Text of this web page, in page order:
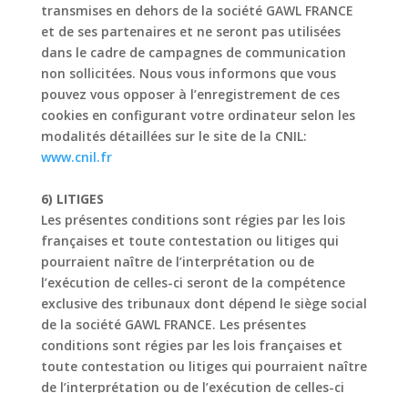
transmises en dehors de la société GAWL FRANCE
et de ses partenaires et ne seront pas utilisées
dans le cadre de campagnes de communication
non sollicitées. Nous vous informons que vous
pouvez vous opposer à l’enregistrement de ces
cookies en configurant votre ordinateur selon les
modalités détaillées sur le site de la CNIL:
www.cnil.fr
6) LITIGES
Les présentes conditions sont régies par les lois
françaises et toute contestation ou litiges qui
pourraient naître de l’interprétation ou de
l’exécution de celles-ci seront de la compétence
exclusive des tribunaux dont dépend le siège social
de la société GAWL FRANCE. Les présentes
conditions sont régies par les lois françaises et
toute contestation ou litiges qui pourraient naître
de l’interprétation ou de l’exécution de celles-ci